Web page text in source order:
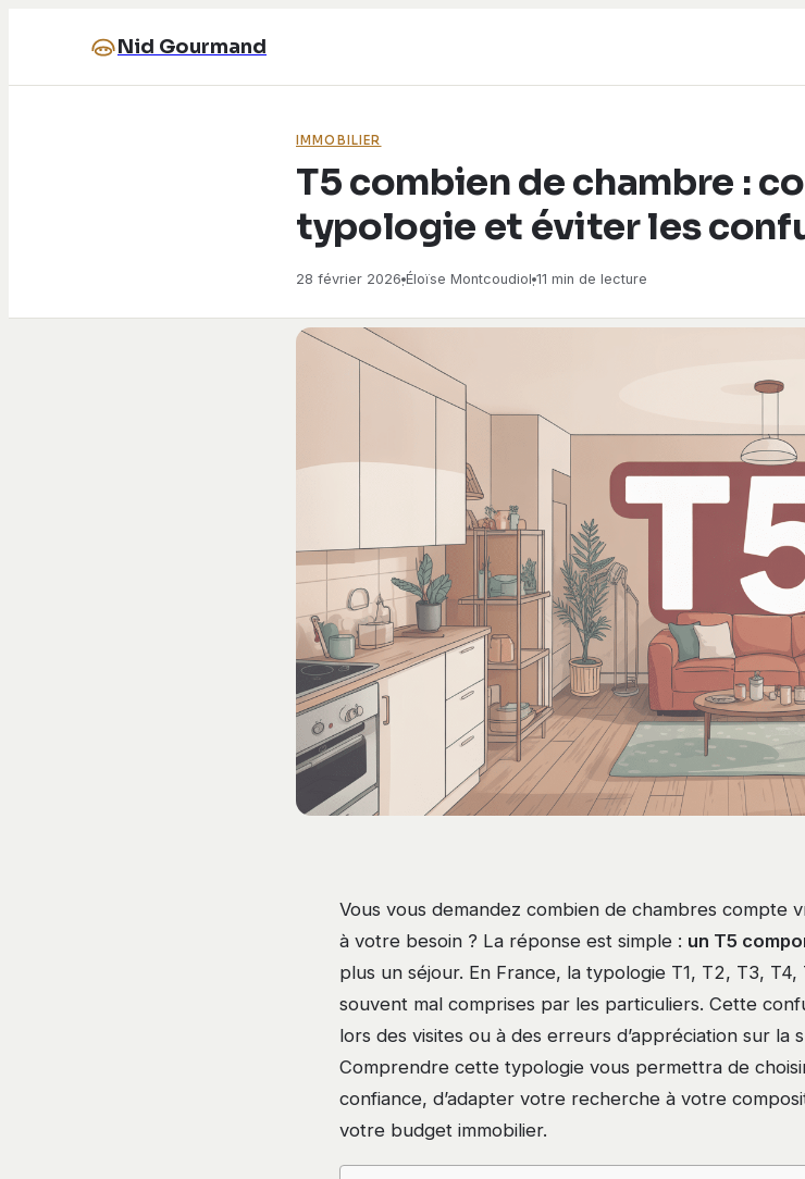
Nid Gourmand
IMMOBILIER
T5 combien de chambre :
typologie et éviter les
28 février 2026·Éloïse Montcoudiol·11 min de lecture
Vous vous demandez combien de chambres compte
à votre besoin ? La réponse est simple : un T5
plus un séjour. En France, la typologie T1, T2, T3,
souvent mal comprises par les particuliers. Cette
lors des visites ou à des erreurs d’appréciation sur la
Comprendre cette typologie vous permettra de
confiance, d’adapter votre recherche à votre
votre budget immobilier.